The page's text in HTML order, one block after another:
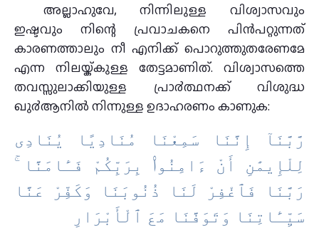
അല്ലാഹുവേ, നിന്നിലുള്ള വിശ്വാസവും
ഇഷ്ടവും നിന്റെ പ്രവാചകനെ പിന്‍പറ്റുന്നത്
കാരണത്താലും നീ എനിക്ക് പൊറുത്തുതരേണമേ
എന്ന നിലയ്ക്കുള്ള തേട്ടമാണിത്. വിശ്വാസത്തെ
തവസ്സുലാക്കിയുള്ള പ്രാ൪ത്ഥനക്ക് വിശുദ്ധ
ഖു൪ആനില്‍ നിന്നുള്ള ഉദാഹരണം കാണുക:
رَّبَّنَآ إِنَّنَا سَمِعْنَا مُنَادِيًا يُنَادِى
لِلْإِيمَٰنِ أَنْ ءَامِنُوا۟ بِرَبِّكُمْ فَـَٔامَنَّا ۚ
رَبَّنَا فَٱغْفِرْ لَنَا ذُنُوبَنَا وَكَفِّرْ عَنَّا
سَيِّـَٔاتِنَا وَتَوَفَّنَا مَعَ ٱلْأَبْرَارِ